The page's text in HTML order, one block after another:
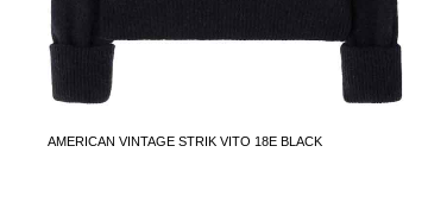
AMERICAN VINTAGE STRIK VITO 18E BLACK